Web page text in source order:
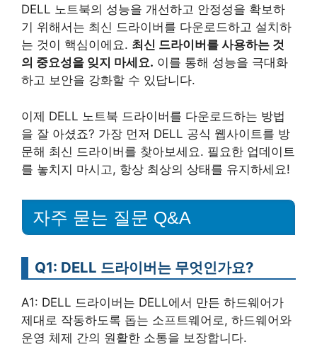
DELL 노트북의 성능을 개선하고 안정성을 확보하
기 위해서는 최신 드라이버를 다운로드하고 설치하
는 것이 핵심이에요. 최신 드라이버를 사용하는 것
의 중요성을 잊지 마세요. 이를 통해 성능을 극대화
하고 보안을 강화할 수 있답니다.
이제 DELL 노트북 드라이버를 다운로드하는 방법
을 잘 아셨죠? 가장 먼저 DELL 공식 웹사이트를 방
문해 최신 드라이버를 찾아보세요. 필요한 업데이트
를 놓치지 마시고, 항상 최상의 상태를 유지하세요!
자주 묻는 질문 Q&A
Q1: DELL 드라이버는 무엇인가요?
A1: DELL 드라이버는 DELL에서 만든 하드웨어가
제대로 작동하도록 돕는 소프트웨어로, 하드웨어와
운영 체제 간의 원활한 소통을 보장합니다.